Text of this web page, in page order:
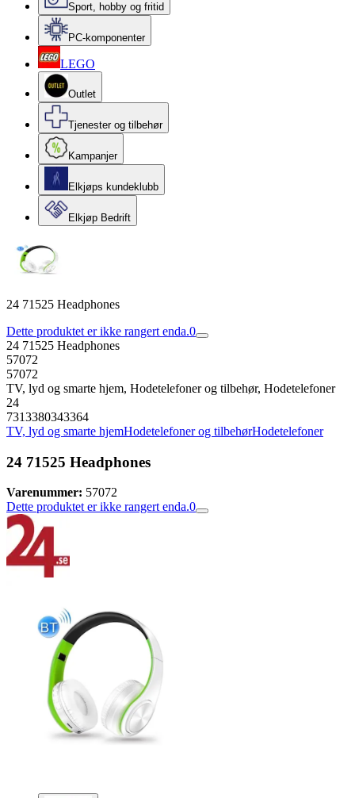
Sport, hobby og fritid
PC-komponenter
LEGO
Outlet
Tjenester og tilbehør
Kampanjer
Elkjøps kundeklubb
Elkjøp Bedrift
24 71525 Headphones
Dette produktet er ikke rangert enda.0
24 71525 Headphones
57072
57072
TV, lyd og smarte hjem, Hodetelefoner og tilbehør, Hodetelefoner
24
7313380343364
TV, lyd og smarte hjemHodetelefoner og tilbehørHodetelefoner
24 71525 Headphones
Varenummer: 57072
Dette produktet er ikke rangert enda.0